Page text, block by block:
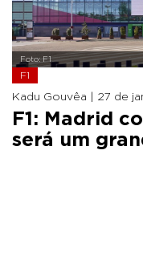
Foto: F1
F1
Kadu Gouvêa | 27 de
F1: Madrid
será um